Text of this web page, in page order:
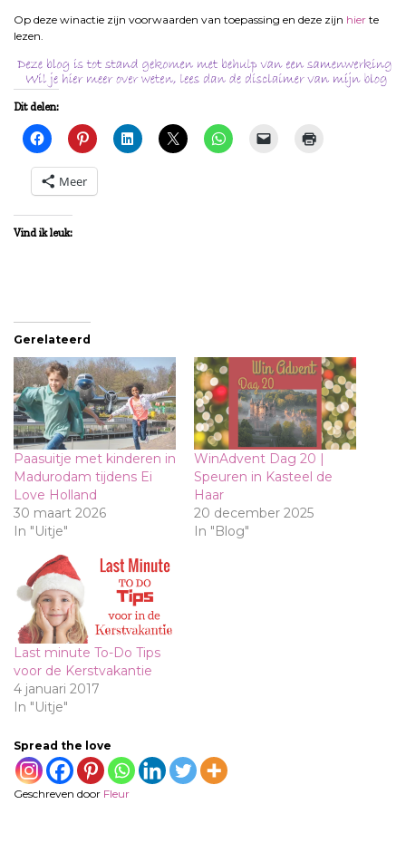
Op deze winactie zijn voorwaarden van toepassing en deze zijn hier te
lezen.
Dit delen:
Meer
Vind ik leuk:
Gerelateerd
Paasuitje met kinderen in
Madurodam tijdens Ei
Love Holland
30 maart 2026
In "Uitje"
WinAdvent Dag 20 |
Speuren in Kasteel de
Haar
20 december 2025
In "Blog"
Last minute To-Do Tips
voor de Kerstvakantie
4 januari 2017
In "Uitje"
Spread the love
Geschreven door Fleur